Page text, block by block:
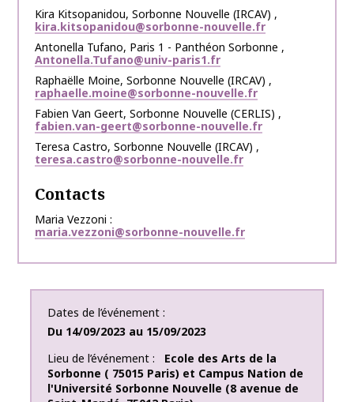
Kira Kitsopanidou, Sorbonne Nouvelle (IRCAV) ,
kira.kitsopanidou@sorbonne-nouvelle.fr
Antonella Tufano, Paris 1 - Panthéon Sorbonne ,
Antonella.Tufano@univ-paris1.fr
Raphaëlle Moine, Sorbonne Nouvelle (IRCAV) ,
raphaelle.moine@sorbonne-nouvelle.fr
Fabien Van Geert, Sorbonne Nouvelle (CERLIS) ,
fabien.van-geert@sorbonne-nouvelle.fr
Teresa Castro, Sorbonne Nouvelle (IRCAV) ,
teresa.castro@sorbonne-nouvelle.fr
Contacts
Maria Vezzoni
maria.vezzoni@sorbonne-nouvelle.fr
Dates de l’événement
Du 14/09/2023 au 15/09/2023
Lieu de l’événement
Ecole des Arts de la
Sorbonne ( 75015 Paris) et Campus Nation de
l'Université Sorbonne Nouvelle (8 avenue de